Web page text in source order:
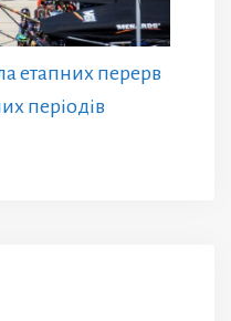
етапних перерв
періодів